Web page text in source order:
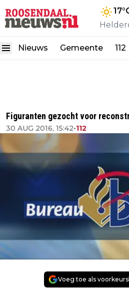
17
Nieuws Gemeente 112
Figuranten gezocht voor
30 AUG 2016, 15:42•112
Voeg toe als